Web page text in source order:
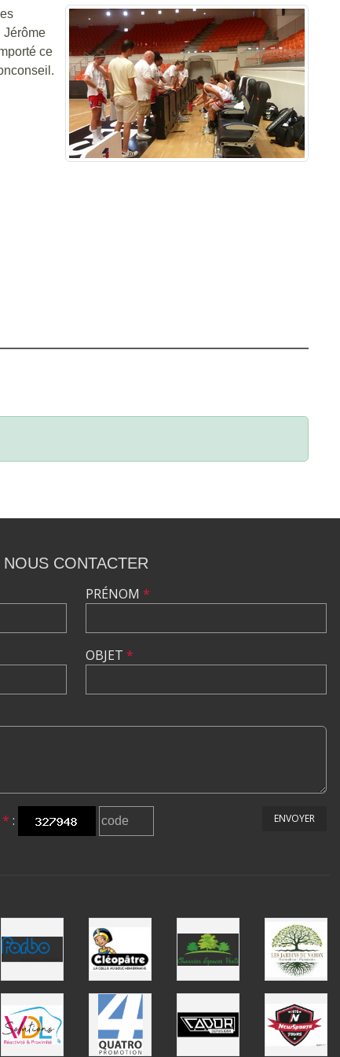
Jérôme
ce
NOUS CONTACTER
PRÉNOM *
OBJET *
* : ENVOYER